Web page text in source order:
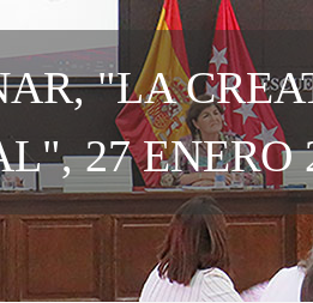
"LA
27 ENERO